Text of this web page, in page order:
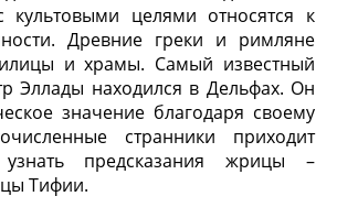
культовыми целями относятся к
Древние греки и римляне
и храмы. Самый известный
Эллады находился в Дельфах. Он
значение благодаря своему
странники приходит
предсказания жрицы –
Тифии.